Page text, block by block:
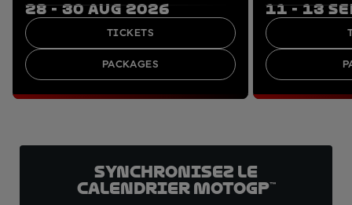
28 - 30 AUG 2026
TICKETS
PACKAGES
11 - 13
Synchronisez le
calendrier MotoGP™